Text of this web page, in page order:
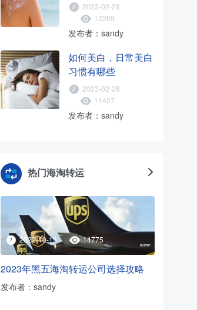
2023-02-28
12269
发布者：sandy
如何美白，日常美白
习惯有哪些
2023-02-28
11407
发布者：sandy
热门海淘转运
2022-10-13 14775
2023年黑五海淘转运公司选择攻略
发布者：sandy